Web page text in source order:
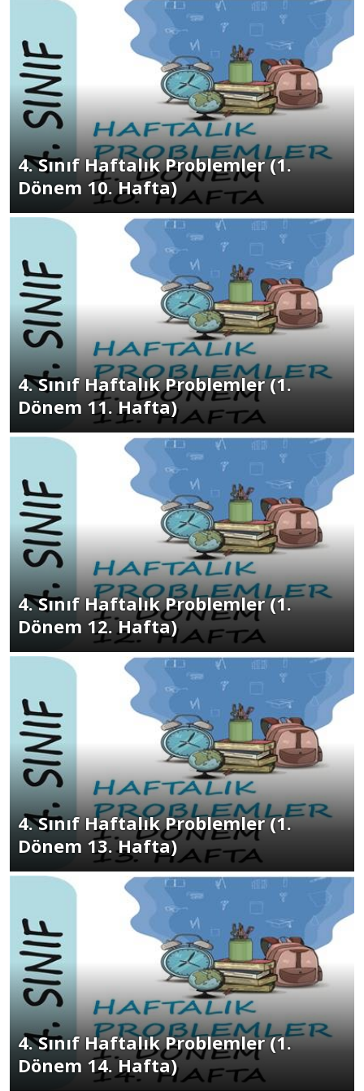
4. Sınıf Haftalık Problemler (1.
Dönem 10. Hafta)
4. Sınıf Haftalık Problemler (1.
Dönem 11. Hafta)
4. Sınıf Haftalık Problemler (1.
Dönem 12. Hafta)
4. Sınıf Haftalık Problemler (1.
Dönem 13. Hafta)
4. Sınıf Haftalık Problemler (1.
Dönem 14. Hafta)